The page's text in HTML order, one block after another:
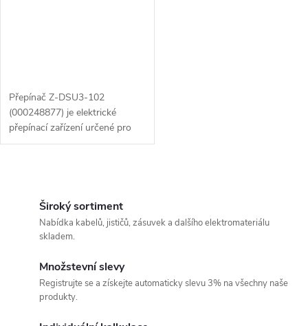
Přepínač Z-DSU3-102
(000248877) je elektrické
přepínací zařízení určené pro
spínání a přepínání obvodů v
Široký sortiment
Nabídka kabelů, jističů, zásuvek a dalšího elektromateriálu
skladem.
Množstevní slevy
Registrujte se a získejte automaticky slevu 3% na všechny naše
produkty.